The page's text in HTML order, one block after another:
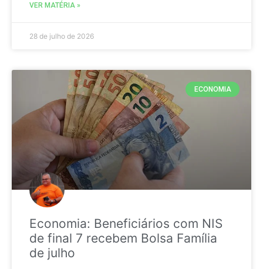
VER MATÉRIA »
28 de julho de 2026
ECONOMIA
Economia: Beneficiários com NIS
de final 7 recebem Bolsa Família
de julho